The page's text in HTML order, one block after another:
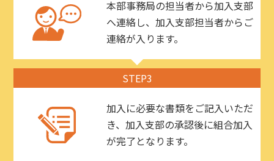
本部事務局の担当者から加入支部
へ連絡し、加入支部担当者からご
連絡が入ります。
STEP3
加入に必要な書類をご記入いただ
き、加入支部の承認後に組合加入
が完了となります。